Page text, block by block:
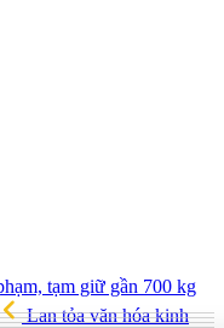
tạm giữ gần 700 kg
Lan tỏa văn hóa kinh